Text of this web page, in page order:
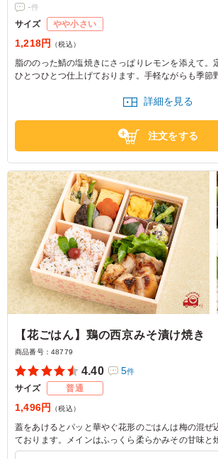
-件
サイズ やや小さい
1,218円 （税込）
脂ののった鯖の塩焼きにさっぱりレモンを添えて。
ひとつひとつ仕上げております。手軽ながらも季節
詳細を見る
注文をする
【花ごはん】鶏の西京みそ漬け焼き
商品番号： 48779
4.40 5件
サイズ 普通
1,496円 （税込）
蓋をあけるとパッと華やぐ花形のごはんは梅の混ぜ
ております。メインはふっくら柔らかみその甘味と
ランスよい鶏の西京みそ漬け焼きです。バランスと